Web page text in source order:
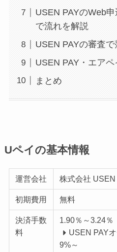
USEN PAYのWeb
で流れを解説
USEN PAYの審査
USEN PAY・エア
まとめ
Uペイの基本情報
運営会社 株式会社 USEN
初期費用 無料
決済手数
料
1.90％～3.24％
USEN PAY
9%～